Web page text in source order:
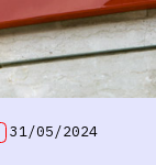
31/05/2024